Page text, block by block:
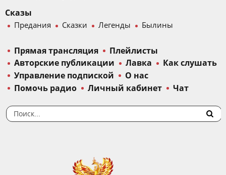
Сказы
Предания Сказки Легенды Былины
Прямая трансляция
Плейлисты
Авторские публикации
Лавка
Как слушать
Управление подпиской
О нас
Помочь радио
Личный кабинет Чат